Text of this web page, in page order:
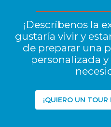
¡Descríbenos la
gustaría vivir y
de preparar una
personalizada
¡QUIERO UN